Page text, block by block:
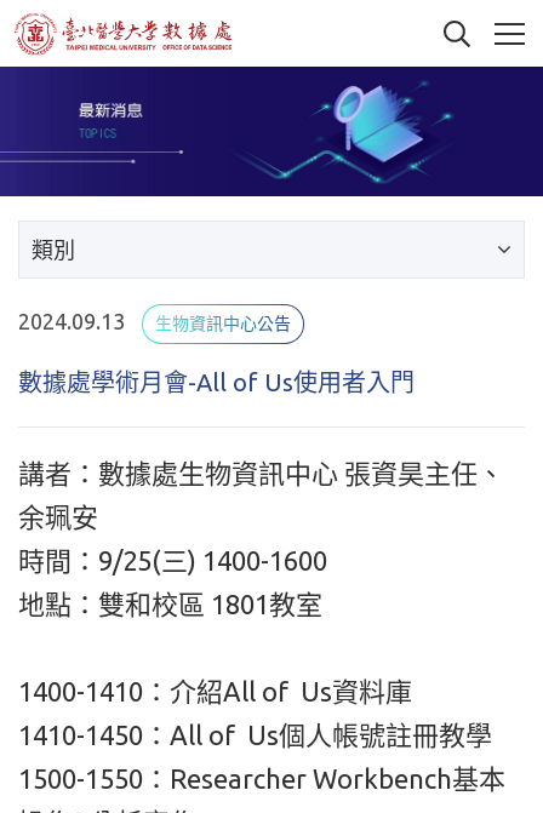
類別
2024.09.13 生物資訊中心公告
數據處學術月會-All of Us使用者入門
講者：數據處生物資訊中心 張資昊主任、
余珮安
時間：9/25(三) 1400-1600
地點：雙和校區 1801教室
1400-1410：介紹All of Us資料庫
1410-1450： All of Us個人帳號註冊教學
1500-1550：Researcher Workbench基本